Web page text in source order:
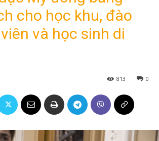
cho học khu, đào
và học sinh di
0
813